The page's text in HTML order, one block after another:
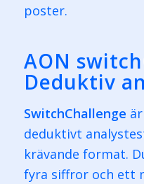
poster.
AON
Deduktiv
SwitchChallenge
deduktivt
krävande format.
fyra siffror och ett